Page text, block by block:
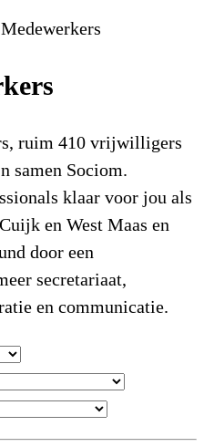
Medewerkers
ruim 410 vrijwilligers
samen Sociom.
klaar voor jou als
en West Maas en
door een
secretariaat,
en communicatie.